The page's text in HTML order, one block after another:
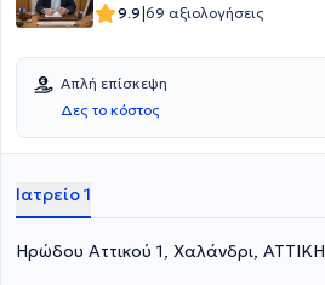
9.9|69 αξιολογήσεις
Απλή επίσκεψη
Δες το κόστος
Ιατρείο 1
Ηρώδου Αττικού 1, Χαλάνδρι, ΑΤΤΙΚΗ